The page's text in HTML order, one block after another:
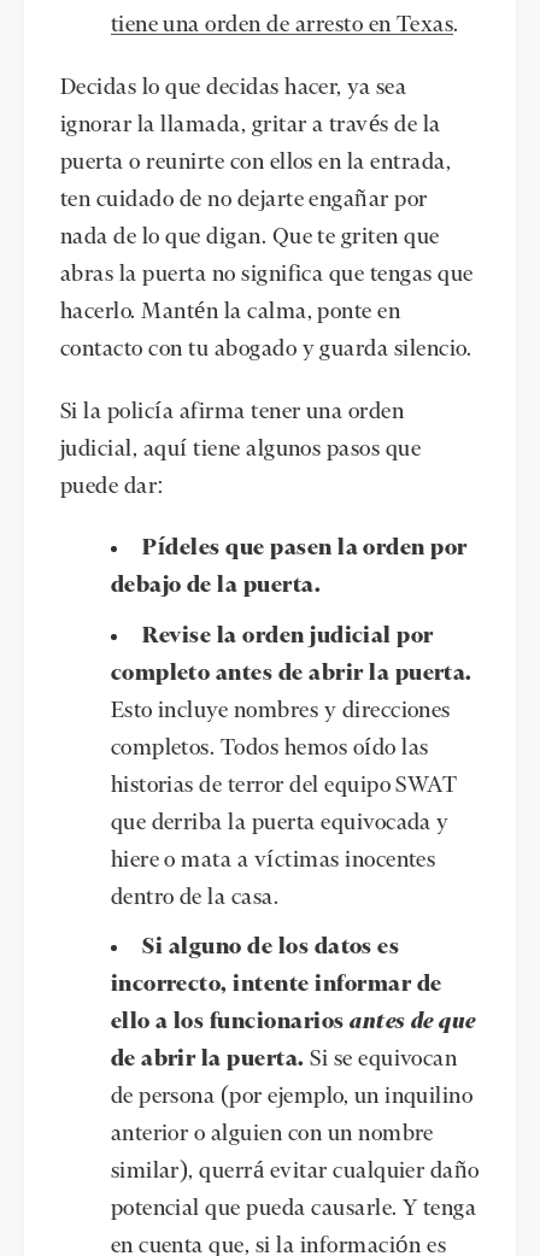
tiene una orden de arresto en Texas.
Decidas lo que decidas hacer, ya sea
ignorar la llamada, gritar a través de la
puerta o reunirte con ellos en la entrada,
ten cuidado de no dejarte engañar por
nada de lo que digan. Que te griten que
abras la puerta no significa que tengas que
hacerlo. Mantén la calma, ponte en
contacto con tu abogado y guarda silencio.
Si la policía afirma tener una orden
judicial, aquí tiene algunos pasos que
puede dar:
Pídeles que pasen la orden por
debajo de la puerta.
Revise la orden judicial por
completo antes de abrir la puerta.
Esto incluye nombres y direcciones
completos. Todos hemos oído las
historias de terror del equipo SWAT
que derriba la puerta equivocada y
hiere o mata a víctimas inocentes
dentro de la casa.
Si alguno de los datos es
incorrecto, intente informar de
ello a los funcionariosantes de que
de abrir la puerta. Si se equivocan
de persona (por ejemplo, un inquilino
anterior o alguien con un nombre
similar), querrá evitar cualquier daño
potencial que pueda causarle. Y tenga
en cuenta que, si la información es